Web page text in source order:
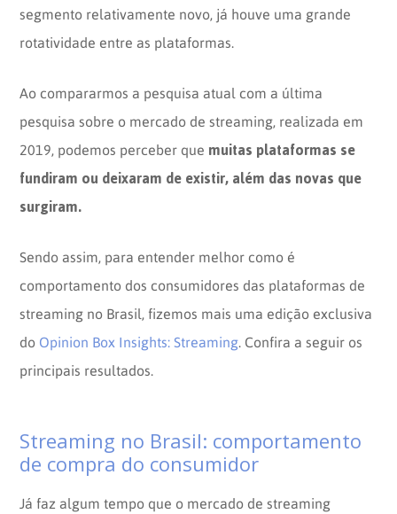
segmento relativamente novo, já houve uma grande
rotatividade entre as plataformas.
Ao compararmos a pesquisa atual com a última
pesquisa sobre o mercado de streaming, realizada em
2019, podemos perceber que muitas plataformas se
fundiram ou deixaram de existir, além das novas que
surgiram.
Sendo assim, para entender melhor como é
comportamento dos consumidores das plataformas de
streaming no Brasil, fizemos mais uma edição exclusiva
do Opinion Box Insights: Streaming . Confira a seguir os
principais resultados.
Streaming no Brasil: comportamento
de compra do consumidor
Já faz algum tempo que o mercado de streaming